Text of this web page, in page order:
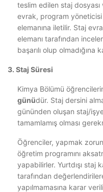
teslim edilen staj
evrak, program
elemanına iletilir. Staj
elemanı tarafından
başarılı olup olmadığına
3. Staj Süresi
Kimya Bölümü
günüdür. Staj dersini
gününden oluşan staj/
tamamlamış olması
Öğrenciler, yapmak
öğretim programını
yapabilirler. Yurtdışı staj
tarafından
yapılmamasına karar